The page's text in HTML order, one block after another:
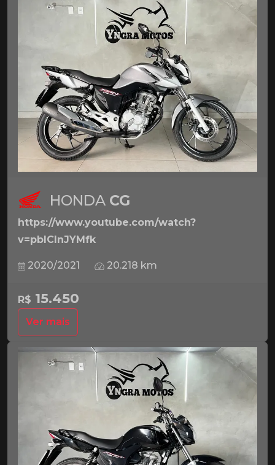
HONDA CG
https://www.youtube.com/watch?
v=pbICInJYMfk
2020/2021 20.218 km
R$ 15.450
Ver mais